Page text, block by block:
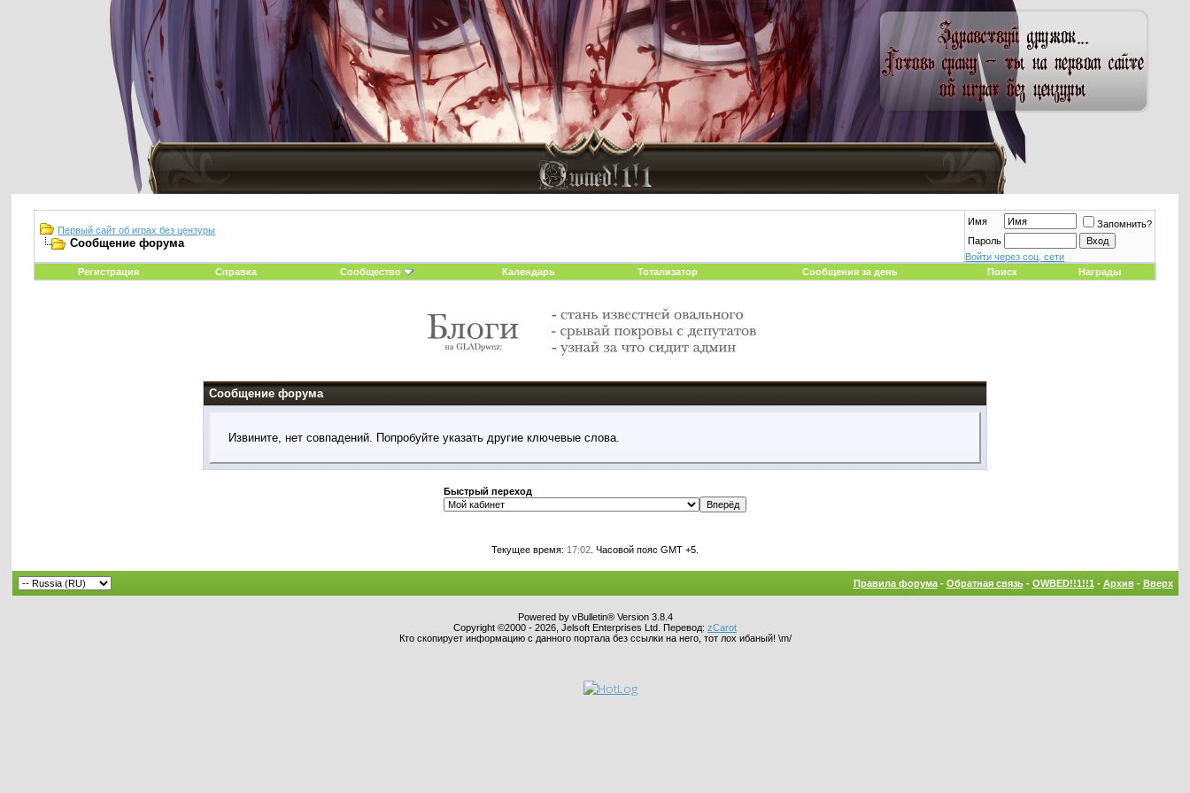
Первый сайт об играх без цензуры
Сообщение форума
Имя
Запомнить?
Пароль
Войти через соц. сети
Регистрация
Справка Сообщество Календарь Тотализатор Сообщения за день Поиск Награды
Сообщение форума
Извините, нет совпадений. Попробуйте указать другие ключевые слова.
Быстрый переход
Текущее время: 17:02. Часовой пояс GMT +5.
Правила форума- Обратная связь- OWBED!!1!!1 - Архив- Вверх
Powered by vBulletin® Version 3.8.4
Copyright ©2000 - 2026, Jelsoft Enterprises Ltd. Перевод: zCarot
Кто скопирует информацию с данного портала без ссылки на него, тот лох ибаный! \m/